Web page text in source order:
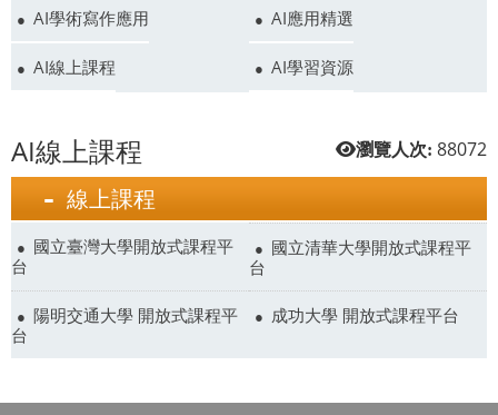
AI學術寫作應用 AI應用精選
AI線上課程 AI學習資源
瀏覽人次: 88072
AI線上課程
線上課程
國立臺灣大學開放式課程平
台
國立清華大學開放式課程平
台
陽明交通大學 開放式課程平
台
成功大學 開放式課程平台